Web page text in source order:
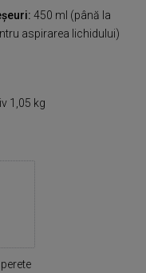
450 ml (până la
aspirarea lichidului)
1,05 kg